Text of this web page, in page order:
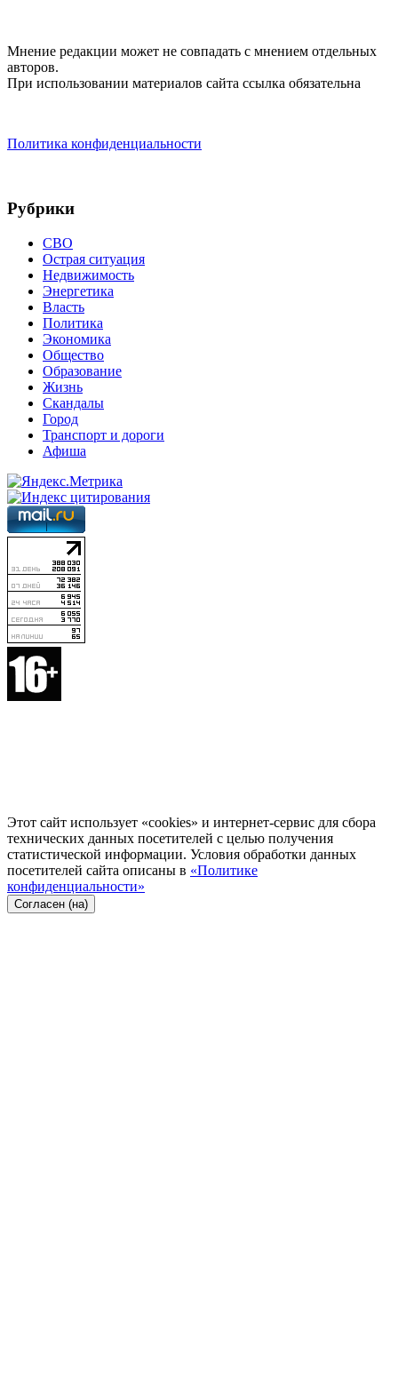
Мнение редакции может не совпадать с мнением отдельных
авторов.
При использовании материалов сайта ссылка обязательна
Политика конфиденциальности
Рубрики
СВО
Острая ситуация
Недвижимость
Энергетика
Власть
Политика
Экономика
Общество
Образование
Жизнь
Скандалы
Город
Транспорт и дороги
Афиша
Этот сайт использует «cookies» и интернет-сервис для сбора
технических данных посетителей с целью получения
статистической информации. Условия обработки данных
посетителей сайта описаны в «Политике
конфиденциальности»
Согласен (на)